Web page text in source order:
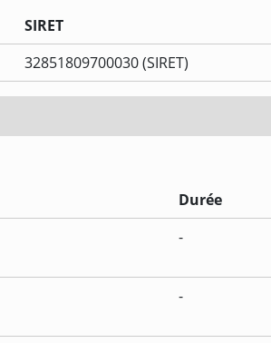
SIRET
32851809700030 (SIRET)
Durée
-
-